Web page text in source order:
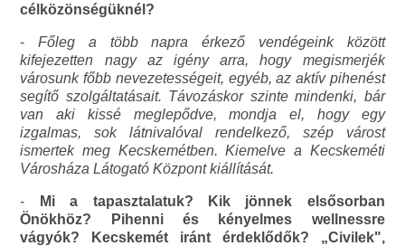
célközönségüknél?
-Főleg a több napra érkező vendégeink között
kifejezetten nagy az igény arra, hogy megismerjék
városunk főbb nevezetességeit, egyéb, az aktív pihenést
segítő szolgáltatásait. Távozáskor szinte mindenki, bár
van aki kissé meglepődve, mondja el, hogy egy
izgalmas, sok látnivalóval rendelkező, szép várost
ismertek meg Kecskemétben. Kiemelve a Kecskeméti
Városháza Látogató Központ kiállítását.
-
Mi a tapasztalatuk? Kik jönnek elsősorban
Önökhöz? Pihenni és kényelmes wellnessre
vágyók? Kecskemét iránt érdeklődők? „Civilek",